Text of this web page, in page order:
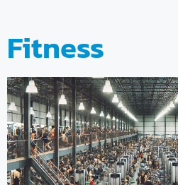
Fitness